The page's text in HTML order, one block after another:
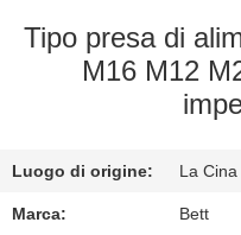
FABBRICA
CONTROLLO
QUALITÀ
Tipo presa di
M16 M12
Luogo di origine: La Cina
Marca: Bett